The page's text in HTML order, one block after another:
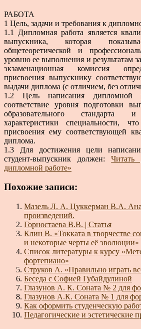
РАБОТА
1 Цель, задачи и требования к
1.1 Дипломная работа является
выпускника, которая
общетеоретической и
уровню ее выполнения и результатам
экзаменационная комиссия
присвоения выпускнику
выдачи диплома (с отличием, без
1.2 Цель написания дипломной
соответствие уровня подготовки
образовательного стандарта
характеристики специальности,
присвоения ему соответствующей
диплома.
1.3 Для достижения цели
студент-выпускник должен:Читать
дипломной работе»
Похожие записи:
Мазель Л. А. Цуккерман В.А.
произведений.
Горностаева В.В. | Статья
Клин В. «Токката в творчестве
и некоторые черты её эволюции»
Список литературы к курсу
фортепиано»
Струков А. «Правильно играть
Беседа с Софией Губайдулиной
Глазунов А. К. Соната № 2 для
Глазунов А.К. Соната № 1 для
Как оформить студенческую
Педагогические и эстетические